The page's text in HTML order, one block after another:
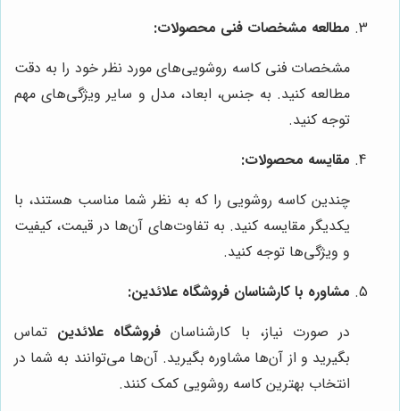
مطالعه مشخصات فنی محصولات:
مشخصات فنی کاسه روشویی‌های مورد نظر خود را به دقت
مطالعه کنید. به جنس، ابعاد، مدل و سایر ویژگی‌های مهم
توجه کنید.
مقایسه محصولات:
چندین کاسه روشویی را که به نظر شما مناسب هستند، با
یکدیگر مقایسه کنید. به تفاوت‌های آن‌ها در قیمت، کیفیت
و ویژگی‌ها توجه کنید.
مشاوره با کارشناسان فروشگاه علائدین:
در صورت نیاز، با کارشناسان فروشگاه علائدین تماس
بگیرید و از آن‌ها مشاوره بگیرید. آن‌ها می‌توانند به شما در
انتخاب بهترین کاسه روشویی کمک کنند.